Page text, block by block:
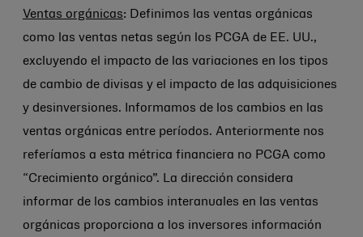
Ventas orgánicas: Definimos las ventas orgánicas
como las ventas netas según los PCGA de EE. UU.,
excluyendo el impacto de las variaciones en los tipos
de cambio de divisas y el impacto de las adquisiciones
y desinversiones. Informamos de los cambios en las
ventas orgánicas entre períodos. Anteriormente nos
referíamos a esta métrica financiera no PCGA como
“Crecimiento orgánico”. La dirección considera
informar de los cambios interanuales en las ventas
orgánicas proporciona a los inversores información